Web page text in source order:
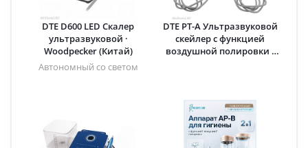
DTE D600 LED Скалер
ультразвуковой ·
Woodpecker (Китай)
Автономный со светом
DTE PT-A Ультразвуковой
скейлер с функцией
воздушной полировки ·